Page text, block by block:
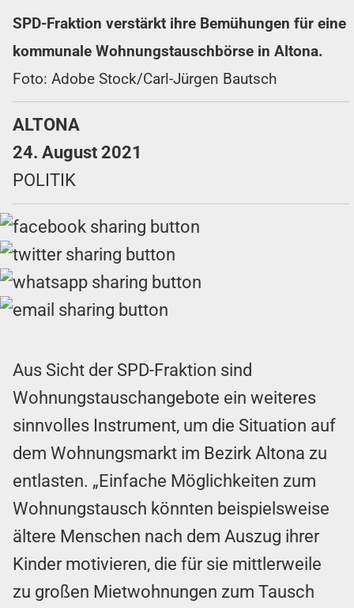
SPD-Fraktion verstärkt ihre Bemühungen für eine
kommunale Wohnungstauschbörse in Altona.
Foto: Adobe Stock/Carl-Jürgen Bautsch
ALTONA
24. August 2021
POLITIK
Aus Sicht der SPD-Fraktion sind
Wohnungstauschangebote ein weiteres
sinnvolles Instrument, um die Situation auf
dem Wohnungsmarkt im Bezirk Altona zu
entlasten. „Einfache Möglichkeiten zum
Wohnungstausch könnten beispielsweise
ältere Menschen nach dem Auszug ihrer
Kinder motivieren, die für sie mittlerweile
zu großen Mietwohnungen zum Tausch